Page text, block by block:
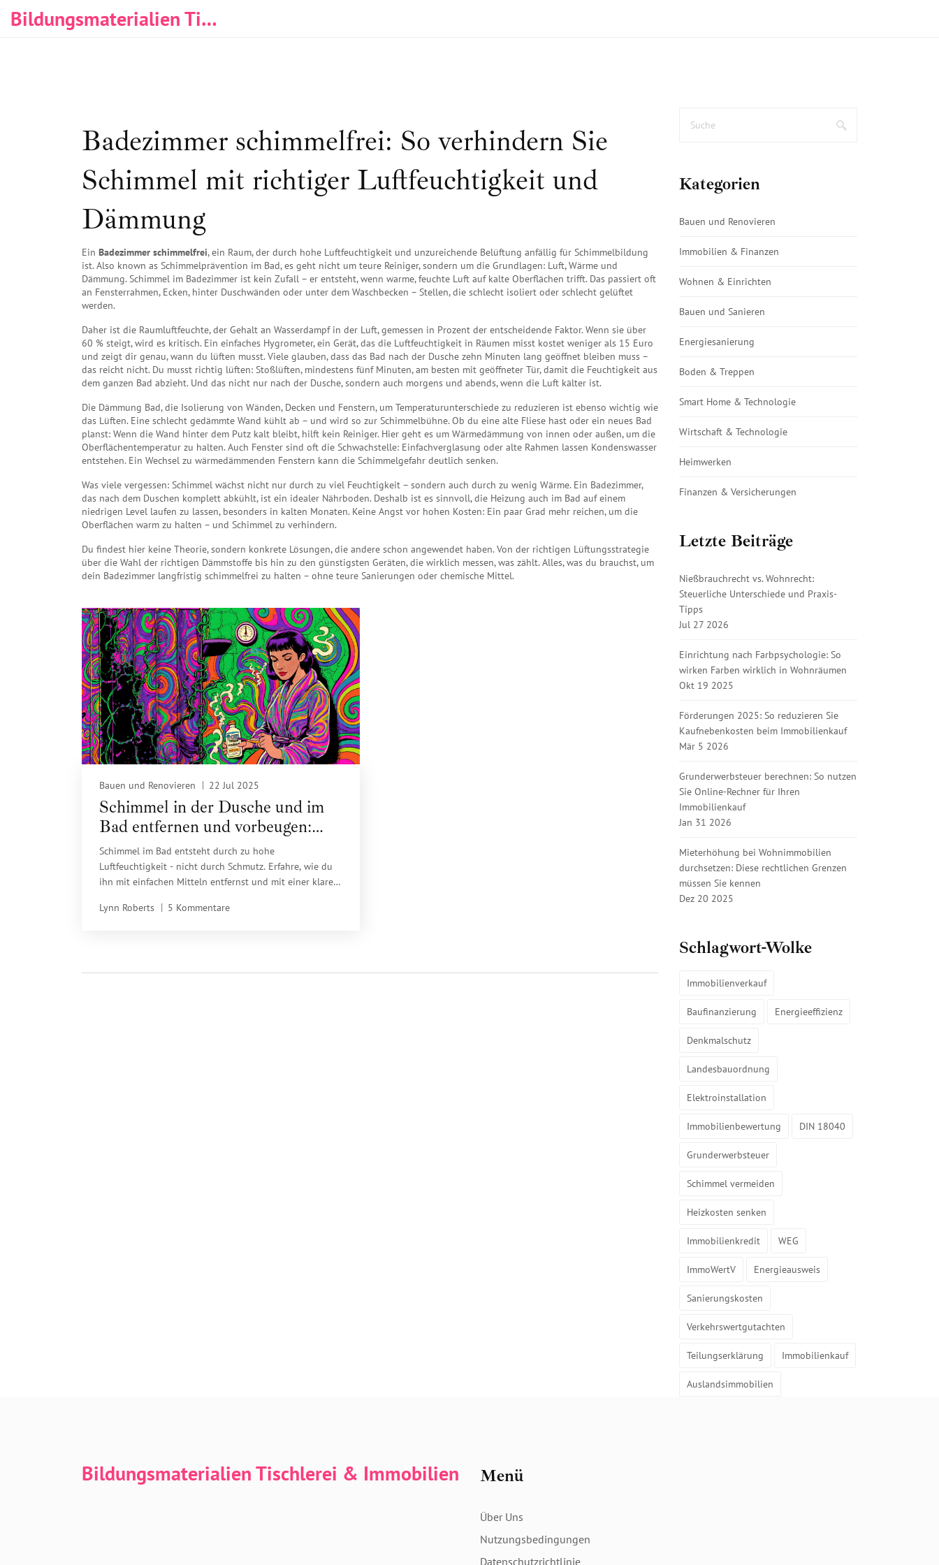
Bildungsmaterialien Tischlerei & Immobilien
Badezimmer schimmelfrei: So verhindern Sie
Schimmel mit richtiger Luftfeuchtigkeit und
Dämmung
Ein Badezimmer schimmelfrei,ein Raum, der durch hohe Luftfeuchtigkeit und unzureichende Belüftung anfällig für Schimmelbildung
ist. Also known as Schimmelprävention im Bad, es geht nicht um teure Reiniger, sondern um die Grundlagen: Luft, Wärme und
Dämmung. Schimmel im Badezimmer ist kein Zufall – er entsteht, wenn warme, feuchte Luft auf kalte Oberflächen trifft. Das passiert oft
an Fensterrahmen, Ecken, hinter Duschwänden oder unter dem Waschbecken – Stellen, die schlecht isoliert oder schlecht gelüftet
werden.
Daher ist die Raumluftfeuchte,der Gehalt an Wasserdampf in der Luft, gemessen in Prozent der entscheidende Faktor. Wenn sie über
60 % steigt, wird es kritisch. Ein einfaches Hygrometer,ein Gerät, das die Luftfeuchtigkeit in Räumen misst kostet weniger als 15 Euro
und zeigt dir genau, wann du lüften musst. Viele glauben, dass das Bad nach der Dusche zehn Minuten lang geöffnet bleiben muss –
das reicht nicht. Du musst richtig lüften: Stoßlüften, mindestens fünf Minuten, am besten mit geöffneter Tür, damit die Feuchtigkeit aus
dem ganzen Bad abzieht. Und das nicht nur nach der Dusche, sondern auch morgens und abends, wenn die Luft kälter ist.
Die Dämmung Bad,die Isolierung von Wänden, Decken und Fenstern, um Temperaturunterschiede zu reduzieren ist ebenso wichtig wie
das Lüften. Eine schlecht gedämmte Wand kühlt ab – und wird so zur Schimmelbühne. Ob du eine alte Fliese hast oder ein neues Bad
planst: Wenn die Wand hinter dem Putz kalt bleibt, hilft kein Reiniger. Hier geht es um Wärmedämmung von innen oder außen, um die
Oberflächentemperatur zu halten. Auch Fenster sind oft die Schwachstelle: Einfachverglasung oder alte Rahmen lassen Kondenswasser
entstehen. Ein Wechsel zu wärmedämmenden Fenstern kann die Schimmelgefahr deutlich senken.
Was viele vergessen: Schimmel wächst nicht nur durch zu viel Feuchtigkeit – sondern auch durch zu wenig Wärme. Ein Badezimmer,
das nach dem Duschen komplett abkühlt, ist ein idealer Nährboden. Deshalb ist es sinnvoll, die Heizung auch im Bad auf einem
niedrigen Level laufen zu lassen, besonders in kalten Monaten. Keine Angst vor hohen Kosten: Ein paar Grad mehr reichen, um die
Oberflächen warm zu halten – und Schimmel zu verhindern.
Du findest hier keine Theorie, sondern konkrete Lösungen, die andere schon angewendet haben. Von der richtigen Lüftungsstrategie
über die Wahl der richtigen Dämmstoffe bis hin zu den günstigsten Geräten, die wirklich messen, was zählt. Alles, was du brauchst, um
dein Badezimmer langfristig schimmelfrei zu halten – ohne teure Sanierungen oder chemische Mittel.
Bauen und Renovieren 22 Jul 2025
Schimmel in der Dusche und im
Bad entfernen und vorbeugen:
Praktische Schritte für ein
gesundes Badezimmer
Schimmel im Bad entsteht durch zu hohe
Luftfeuchtigkeit - nicht durch Schmutz. Erfahre, wie du
ihn mit einfachen Mitteln entfernst und mit einer klaren
kluge Gewohnheiten.
Lynn Roberts 5 Kommentare
Kategorien
Bauen und Renovieren
Immobilien & Finanzen
Wohnen & Einrichten
Bauen und Sanieren
Energiesanierung
Boden & Treppen
Smart Home & Technologie
Wirtschaft & Technologie
Heimwerken
Finanzen & Versicherungen
Letzte Beiträge
Nießbrauchrecht vs. Wohnrecht:
Steuerliche Unterschiede und Praxis-
Tipps
Jul 27 2026
Einrichtung nach Farbpsychologie: So
wirken Farben wirklich in Wohnräumen
Okt 19 2025
Förderungen 2025: So reduzieren Sie
Kaufnebenkosten beim Immobilienkauf
Mär 5 2026
Grunderwerbsteuer berechnen: So nutzen
Sie Online-Rechner für Ihren
Immobilienkauf
Jan 31 2026
Mieterhöhung bei Wohnimmobilien
durchsetzen: Diese rechtlichen Grenzen
müssen Sie kennen
Dez 20 2025
Schlagwort-Wolke
Immobilienverkauf
Baufinanzierung Energieeffizienz
Denkmalschutz
Landesbauordnung
Elektroinstallation
Immobilienbewertung DIN 18040
Grunderwerbsteuer
Schimmel vermeiden
Heizkosten senken
Immobilienkredit WEG
ImmoWertV Energieausweis
Sanierungskosten
Verkehrswertgutachten
Teilungserklärung Immobilienkauf
Auslandsimmobilien
Bildungsmaterialien Tischlerei & Immobilien Menü
Über Uns
Nutzungsbedingungen
Datenschutzrichtlinie